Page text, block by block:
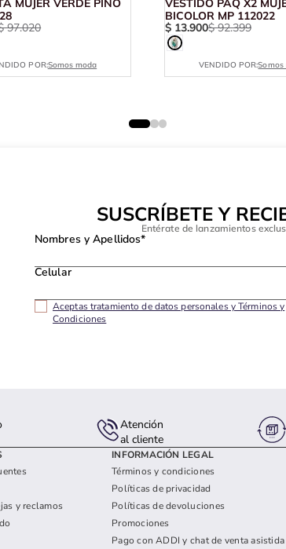
MUJER VERDE PINO
97.020
POR:Somos moda
VESTIDO PAQ X2
BICOLOR MP 112022
$ 13.900$ 92.399
VENDIDO POR:Somos
SUSCRÍBETE Y
Entérate de lanzamientos
Nombres y Apellidos*
Celular
Aceptas tratamiento de datos personales y Términos y
Condiciones
Atención
al cliente
y reclamos
INFORMACIÓN LEGAL
Términos y condiciones
Políticas de privacidad
Políticas de devoluciones
Promociones
Pago con ADDI y chat de venta asistida